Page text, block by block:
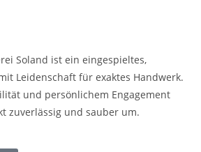
Soland ist ein eingespieltes,
Leidenschaft für exaktes Handwerk.
und persönlichem Engagement
zuverlässig und sauber um.